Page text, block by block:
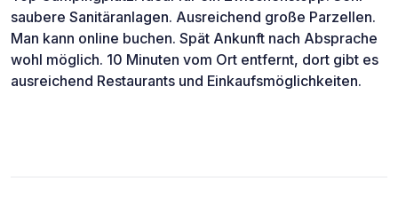
saubere Sanitäranlagen. Ausreichend große Parzellen.
Man kann online buchen. Spät Ankunft nach Absprache
wohl möglich. 10 Minuten vom Ort entfernt, dort gibt es
ausreichend Restaurants und Einkaufsmöglichkeiten.